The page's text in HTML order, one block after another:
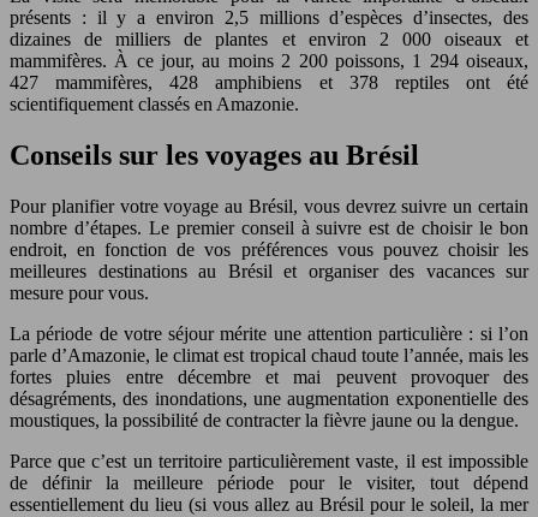
présents : il y a environ 2,5 millions d’espèces d’insectes, des
dizaines de milliers de plantes et environ 2 000 oiseaux et
mammifères. À ce jour, au moins 2 200 poissons, 1 294 oiseaux,
427 mammifères, 428 amphibiens et 378 reptiles ont été
scientifiquement classés en Amazonie.
Conseils sur les voyages au Brésil
Pour planifier votre voyage au Brésil, vous devrez suivre un certain
nombre d’étapes. Le premier conseil à suivre est de choisir le bon
endroit, en fonction de vos préférences vous pouvez choisir les
meilleures destinations au Brésil et organiser des vacances sur
mesure pour vous.
La période de votre séjour mérite une attention particulière : si l’on
parle d’Amazonie, le climat est tropical chaud toute l’année, mais les
fortes pluies entre décembre et mai peuvent provoquer des
désagréments, des inondations, une augmentation exponentielle des
moustiques, la possibilité de contracter la fièvre jaune ou la dengue.
Parce que c’est un territoire particulièrement vaste, il est impossible
de définir la meilleure période pour le visiter, tout dépend
essentiellement du lieu (si vous allez au Brésil pour le soleil, la mer